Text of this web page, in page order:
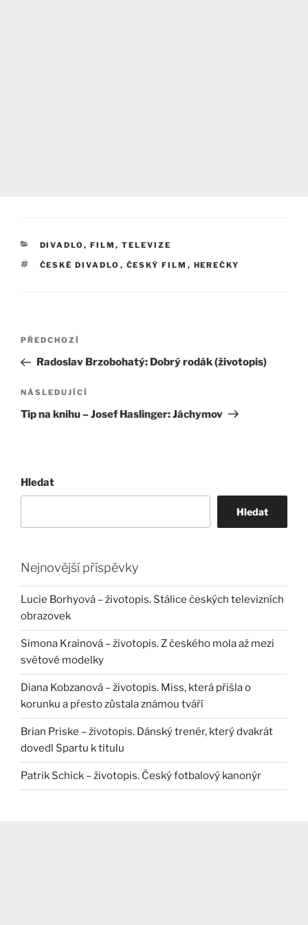
RUBRIKY
DIVADLO, FILM, TELEVIZE
ŠTÍTKY
ČESKÉ DIVADLO , ČESKÝ FILM , HEREČKY
Navigace
příspěvek
Předchozí
příspěvek
PŘEDCHOZÍ
Radoslav Brzobohatý: Dobrý rodák (životopis)
Následující
příspěvek
NÁSLEDUJÍCÍ
Tip na knihu – Josef Haslinger: Jáchymov
Hledat
Hledat
Nejnovější příspěvky
Lucie Borhyová – životopis. Stálice českých televizních
obrazovek
Simona Krainová – životopis. Z českého mola až mezi
světové modelky
Diana Kobzanová – životopis. Miss, která přišla o
korunku a přesto zůstala známou tváří
Brian Priske – životopis. Dánský trenér, který dvakrát
dovedl Spartu k titulu
Patrik Schick – životopis. Český fotbalový kanonýr